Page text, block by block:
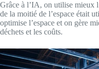
Grâce à l’IA, on utilise mieux
de la moitié de l’espace était
optimise l’espace et on gère
déchets et les coûts.